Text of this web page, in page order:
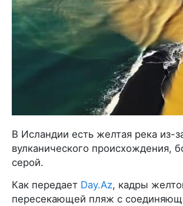
В Исландии есть желтая река из-
вулканического происхождения,
серой.
Как передает Day.Az, кадры
пересекающей пляж с